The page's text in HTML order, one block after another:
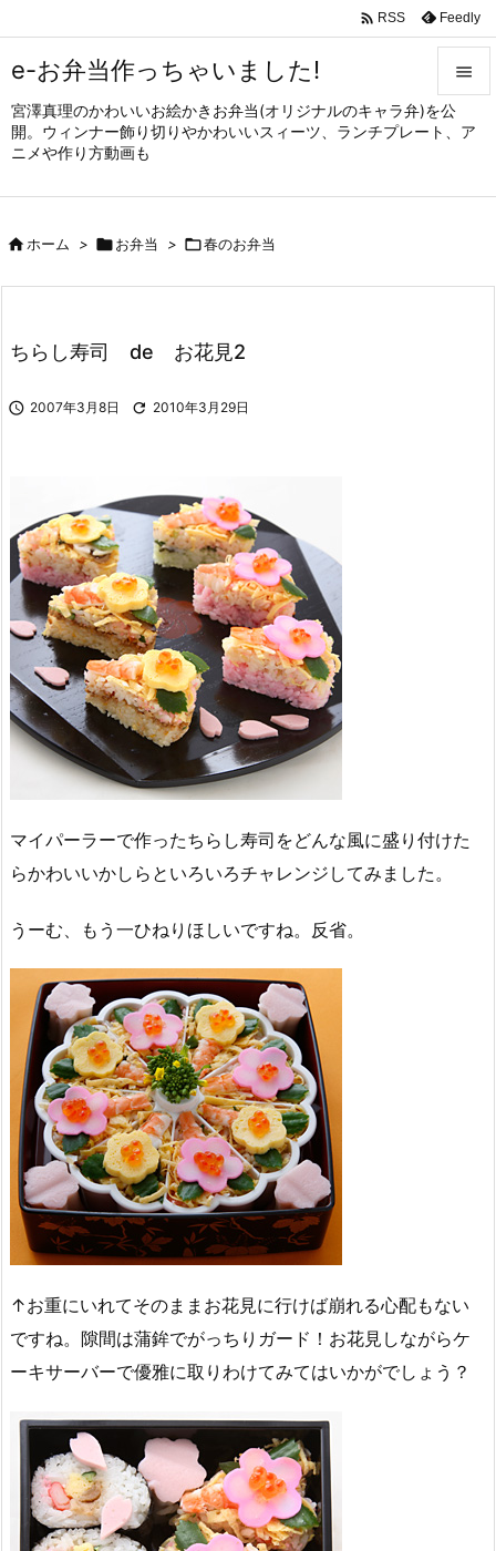
e-お弁当作っちゃいました!
宮澤真理のかわいいお絵かきお弁当(オリジナルのキャラ弁)を公
開。ウィンナー飾り切りやかわいいスィーツ、ランチプレート、ア
ニメや作り方動画も


メニュ
サイド

 RSS Feedly
ホーム > お弁当 > 春のお弁当
ちらし寿司 de お花見2
 2007年3月8日  2010年3月29日
マイパーラーで作ったちらし寿司をどんな風に盛り付けた
らかわいいかしらといろいろチャレンジしてみました。
うーむ、もう一ひねりほしいですね。反省。
↑お重にいれてそのままお花見に行けば崩れる心配もない
ですね。隙間は蒲鉾でがっちりガード！お花見しながらケ
ーキサーバーで優雅に取りわけてみてはいかがでしょう？